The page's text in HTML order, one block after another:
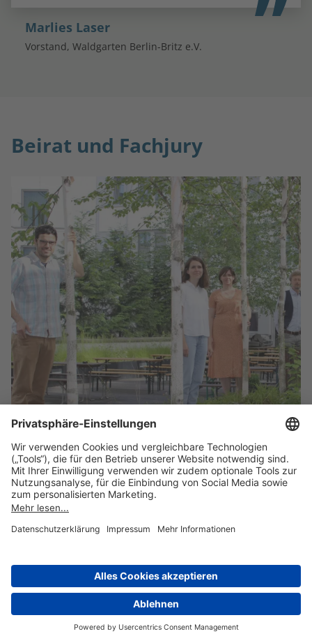
Marlies Laser
Vorstand, Waldgarten Berlin-Britz e.V.
Beirat und Fachjury
Alle eingereichten Projekte werden unter der
Federführung von
Umwelt€uro-Beirat geprüft. Die unabhängigen
Publikumspreisen weitereJurypreise in Höhe
von insgesamt 30.000 Euro. Zum Beirat gehören
Vertreterinnen und Vertreter der Grünen Liga